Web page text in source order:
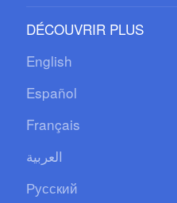
DÉCOUVRIR PLUS
English
Español
Français
العربية
Русский